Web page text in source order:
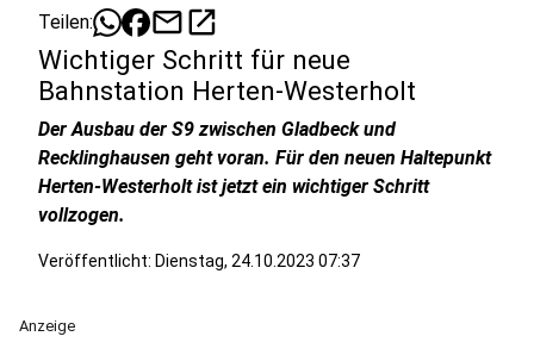
Teilen: mailopen_in_new
Wichtiger Schritt für neue
Bahnstation Herten-Westerholt
Der Ausbau der S9 zwischen Gladbeck und
Recklinghausen geht voran. Für den neuen Haltepunkt
Herten-Westerholt ist jetzt ein wichtiger Schritt
vollzogen.
Veröffentlicht: Dienstag, 24.10.2023 07:37
Anzeige